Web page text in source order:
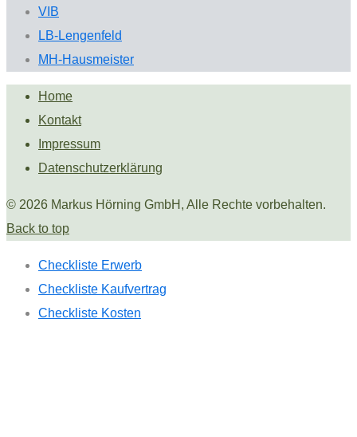
VIB
LB-Lengenfeld
MH-Hausmeister
Home
Kontakt
Impressum
Datenschutzerklärung
© 2026 Markus Hörning GmbH, Alle Rechte vorbehalten.
Back to top
Checkliste Erwerb
Checkliste Kaufvertrag
Checkliste Kosten